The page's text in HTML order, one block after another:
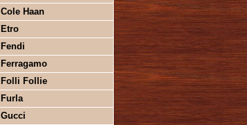
Cole Haan
Etro
Fendi
Ferragamo
Folli Follie
Furla
Gucci